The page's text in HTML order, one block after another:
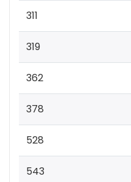
311
319
362
378
528
543